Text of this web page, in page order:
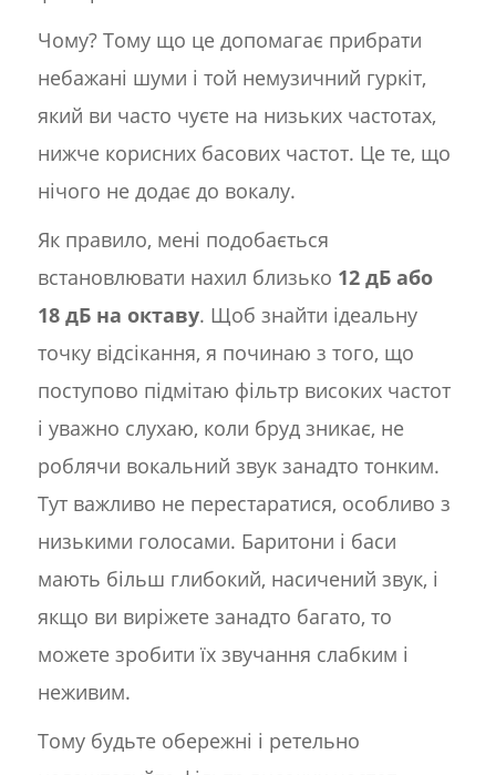
Чому? Тому що це допомагає прибрати
небажані шуми і той немузичний гуркіт,
який ви часто чуєте на низьких частотах,
нижче корисних басових частот. Це те, що
нічого не додає до вокалу.
Як правило, мені подобається
встановлювати нахил близько 12 дБ або
18 дБ на октаву. Щоб знайти ідеальну
точку відсікання, я починаю з того, що
поступово підмітаю фільтр високих частот
і уважно слухаю, коли бруд зникає, не
роблячи вокальний звук занадто тонким.
Тут важливо не перестаратися, особливо з
низькими голосами. Баритони і баси
мають більш глибокий, насичений звук, і
якщо ви виріжете занадто багато, то
можете зробити їх звучання слабким і
неживим.
Тому будьте обережні і ретельно